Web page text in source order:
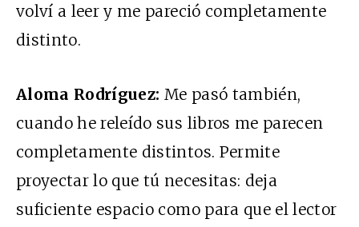
volví a leer y me pareció completamente
distinto.
Aloma Rodríguez: Me pasó también,
cuando he releído sus libros me parecen
completamente distintos. Permite
proyectar lo que tú necesitas: deja
suficiente espacio como para que el lector